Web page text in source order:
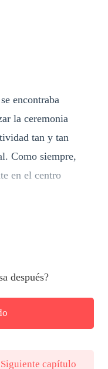
encontraba
la ceremonia
tan y tan
Como siempre,
en el centro
después?
Siguiente capítulo